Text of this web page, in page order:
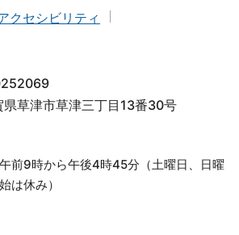
クセシビリティ
草津市草津三丁目13番30号
前9時から午後4時45分（土曜日、日曜
は休み）